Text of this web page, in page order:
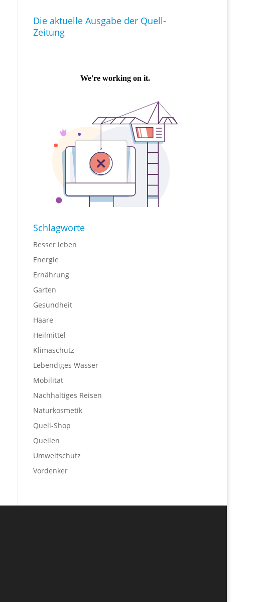
Die aktuelle Ausgabe der Quell-
Zeitung
Schlagworte
Besser leben
Energie
Ernährung
Garten
Gesundheit
Haare
Heilmittel
Klimaschutz
Lebendiges Wasser
Mobilität
Nachhaltiges Reisen
Naturkosmetik
Quell-Shop
Quellen
Umweltschutz
Vordenker